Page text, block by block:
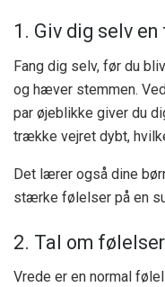
1. Giv dig selv
Fang dig selv, før du
og hæver stemmen.
par øjeblikke giver du
trække vejret dybt,
Det lærer også dine
stærke følelser på en
2. Tal om følelser
Vrede er en normal